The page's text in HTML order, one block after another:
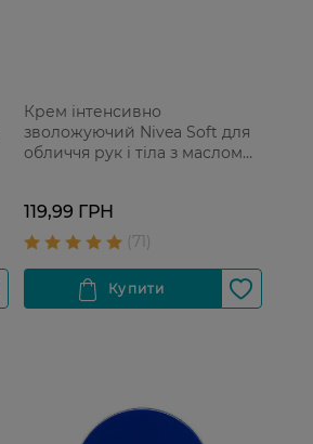
Крем інтенсивно
зволожуючий Nivea Soft для
обличчя рук і тіла з маслом
119,99 ГРН